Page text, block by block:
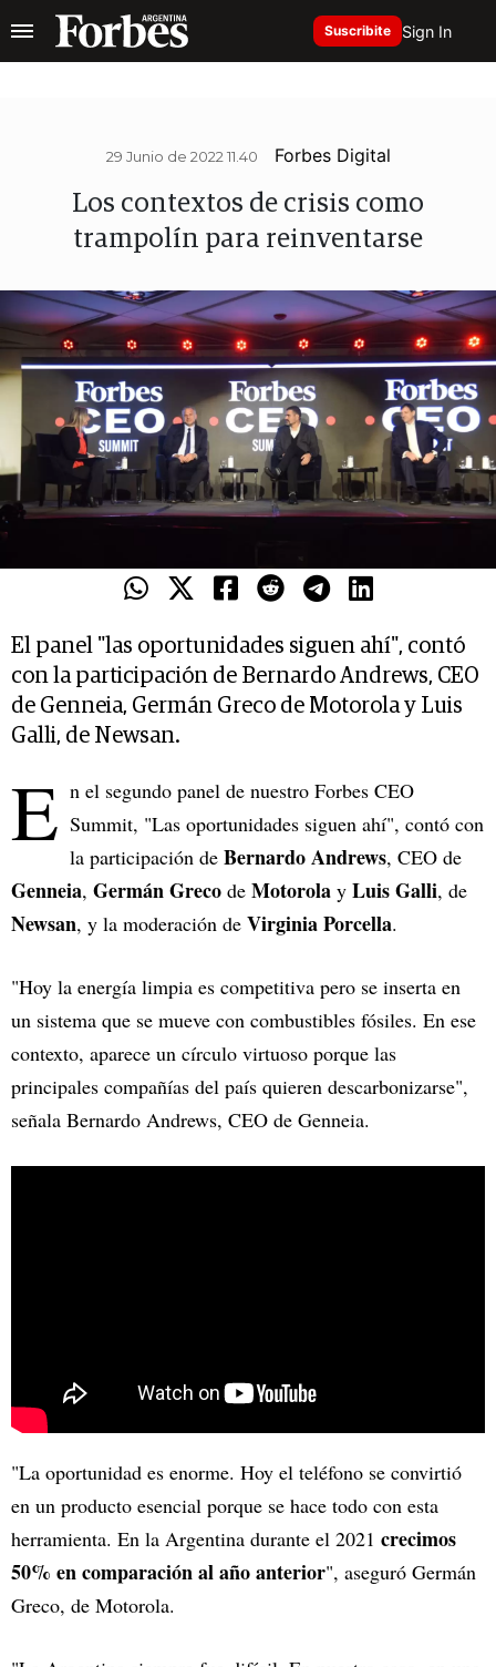
Suscribite Sign In
29 Junio de 2022 11.40 Forbes Digital
Los contextos de crisis como
trampolín para reinventarse
El panel "las oportunidades siguen ahí", contó
con la participación de Bernardo Andrews, CEO
de Genneia, Germán Greco de Motorola y Luis
Galli, de Newsan.
E n el segundo panel de nuestro Forbes CEO
Summit, "Las oportunidades siguen ahí", contó con
la participación de Bernardo Andrews, CEO de
Genneia, Germán Greco de Motorola y Luis Galli, de
Newsan, y la moderación de Virginia Porcella.
"Hoy la energía limpia es competitiva pero se inserta en
un sistema que se mueve con combustibles fósiles. En ese
contexto, aparece un círculo virtuoso porque las
principales compañías del país quieren descarbonizarse",
señala Bernardo Andrews, CEO de Genneia.
"La oportunidad es enorme. Hoy el teléfono se convirtió
en un producto esencial porque se hace todo con esta
herramienta. En la Argentina durante el 2021 crecimos
50% en comparación al año anterior", aseguró Germán
Greco, de Motorola.